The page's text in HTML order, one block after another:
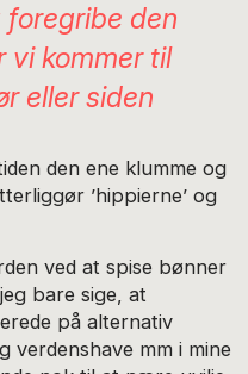
den
vi kommer til
eller siden
den ene klumme og
’hippierne’ og
ved at spise bønner
bare sige, at
på alternativ
verdenshave mm i mine